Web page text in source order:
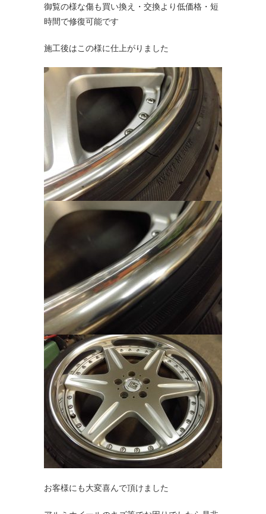
御覧の様な傷も買い換え・交換より低価格・短
時間で修復可能です
施工後はこの様に仕上がりました
お客様にも大変喜んで頂けました